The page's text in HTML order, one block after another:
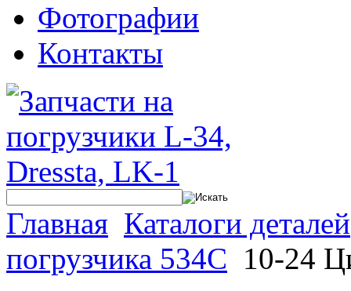
Фотографии
Контакты
Главная Каталоги деталей
погрузчика 534C 10-24